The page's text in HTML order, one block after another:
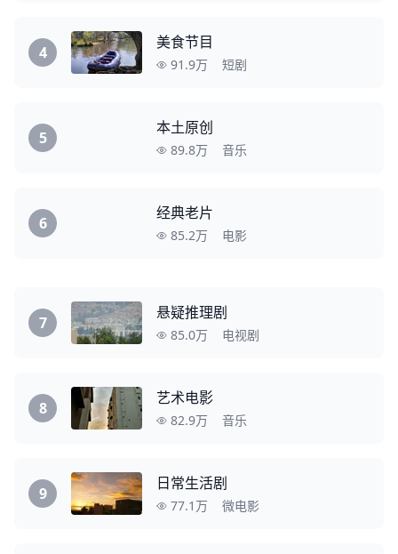
4
美食节目
91.9万 短剧
5
本土原创
89.8万 音乐
6
经典老片
85.2万 电影
7
悬疑推理剧
85.0万 电视剧
8
艺术电影
82.9万 音乐
9
日常生活剧
77.1万 微电影